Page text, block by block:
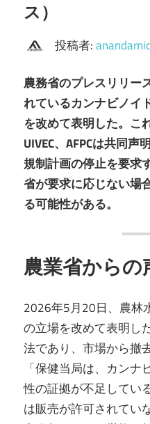
ス）
投稿者:
農務省のプレスリリー
れているカンナビノイ
を改めて表明した。こ
UIVEC、AFPCは共同
規制計画の停止を要求
省が要求に応じない場
る可能性がある。
農業省からの
2026年5月20日、農林
の立場を改めて表明し
法であり、市場から撤
「保健当局は、カン
性の証拠が不足してい
は販売が許可されてい